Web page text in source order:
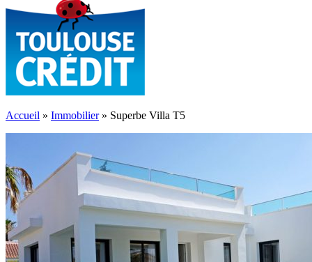
Accueil » Immobilier» Superbe Villa T5